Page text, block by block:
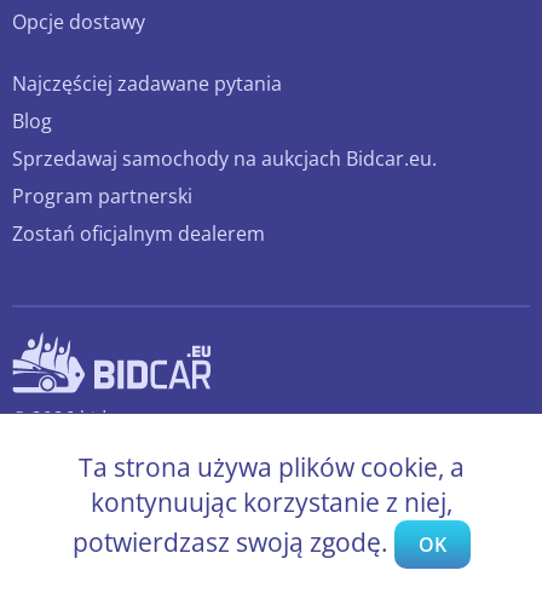
Opcje dostawy
Najczęściej zadawane pytania
Blog
Sprzedawaj samochody na aukcjach Bidcar.eu.
Program partnerski
Zostań oficjalnym dealerem
© 2026 bidcar.eu
Ta strona używa plików cookie, a
kontynuując korzystanie z niej,
potwierdzasz swoją zgodę.
OK